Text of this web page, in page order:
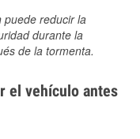
puede reducir la
durante la
de la tormenta.
el vehículo antes